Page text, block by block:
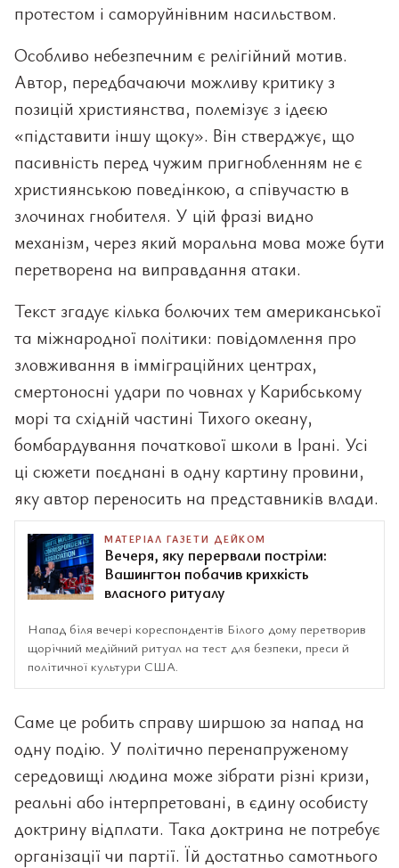
протестом і саморуйнівним насильством.
Особливо небезпечним є релігійний мотив.
Автор, передбачаючи можливу критику з
позицій християнства, полемізує з ідеєю
«підставити іншу щоку». Він стверджує, що
пасивність перед чужим пригнобленням не є
християнською поведінкою, а співучастю в
злочинах гнобителя. У цій фразі видно
механізм, через який моральна мова може бути
перетворена на виправдання атаки.
Текст згадує кілька болючих тем американської
та міжнародної політики: повідомлення про
зловживання в імміграційних центрах,
смертоносні удари по човнах у Карибському
морі та східній частині Тихого океану,
бомбардування початкової школи в Ірані. Усі
ці сюжети поєднані в одну картину провини,
яку автор переносить на представників влади.
МАТЕРІАЛ ГАЗЕТИ ДЕЙКОМ
Вечеря, яку перервали постріли:
Вашингтон побачив крихкість
власного ритуалу
Напад біля вечері кореспондентів Білого дому перетворив
щорічний медійний ритуал на тест для безпеки, преси й
політичної культури США.
Саме це робить справу ширшою за напад на
одну подію. У політично перенапруженому
середовищі людина може зібрати різні кризи,
реальні або інтерпретовані, в єдину особисту
доктрину відплати. Така доктрина не потребує
організації чи партії. Їй достатньо самотнього